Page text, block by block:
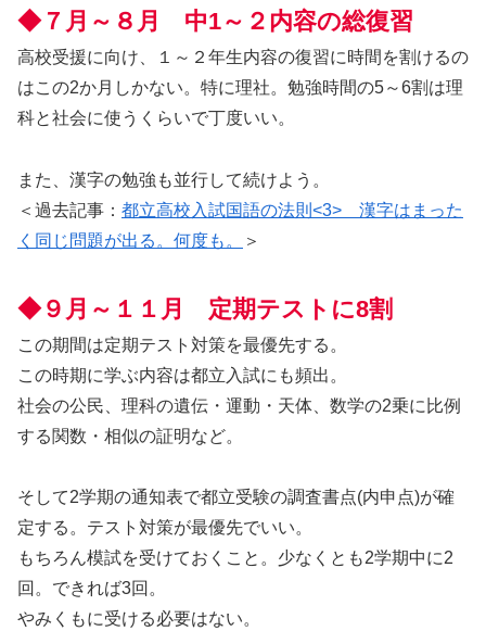
◆７月～８月 中1～２内容の総復習
高校受援に向け、１～２年生内容の復習に時間を割けるの
はこの2か月しかない。特に理社。勉強時間の5～6割は理
科と社会に使うくらいで丁度いい。
また、漢字の勉強も並行して続けよう。
＜過去記事： 都立高校入試国語の法則<3> 漢字はまった
く同じ問題が出る。何度も。
＞
◆９月～１１月 定期テストに8割
この期間は定期テスト対策を最優先する。
この時期に学ぶ内容は都立入試にも頻出。
社会の公民、理科の遺伝・運動・天体、数学の2乗に比例
する関数・相似の証明など。
そして2学期の通知表で都立受験の調査書点(内申点)が確
定する。テスト対策が最優先でいい。
もちろん模試を受けておくこと。少なくとも2学期中に2
回。できれば3回。
やみくもに受ける必要はない。